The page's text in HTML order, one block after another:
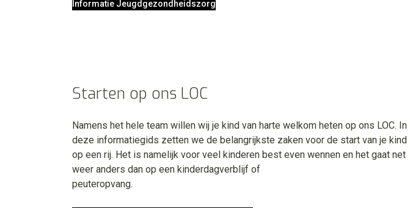
Informatie Jeugdgezondheidszorg
Starten op ons LOC
Namens het hele team willen wij je kind van harte welkom heten op ons LOC. In
deze informatiegids zetten we de belangrijkste zaken voor de start van je kind
op een rij. Het is namelijk voor veel kinderen best even wennen en het gaat net
weer anders dan op een kinderdagverblijf of
peuteropvang.